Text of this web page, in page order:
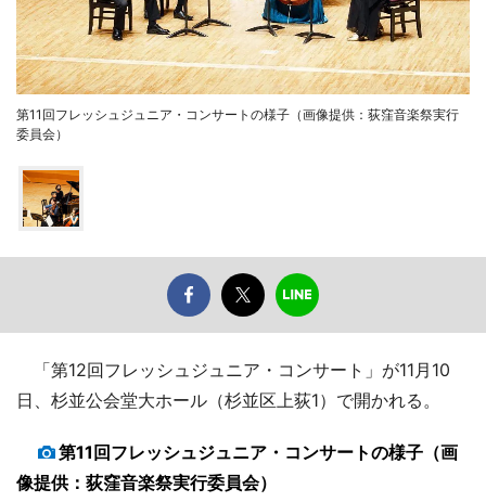
第11回フレッシュジュニア・コンサートの様子（画像提供：荻窪音楽祭実行
委員会）
「第12回フレッシュジュニア・コンサート」が11月10
日、杉並公会堂大ホール（杉並区上荻1）で開かれる。
第11回フレッシュジュニア・コンサートの様子（画
像提供：荻窪音楽祭実行委員会）